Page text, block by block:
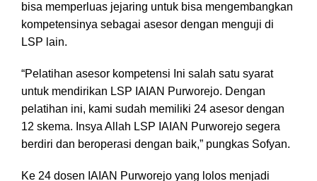
bisa memperluas jejaring untuk bisa mengembangkan
kompetensinya sebagai asesor dengan menguji di
LSP lain.
“Pelatihan asesor kompetensi Ini salah satu syarat
untuk mendirikan LSP IAIAN Purworejo. Dengan
pelatihan ini, kami sudah memiliki 24 asesor dengan
12 skema. Insya Allah LSP IAIAN Purworejo segera
berdiri dan beroperasi dengan baik,” pungkas Sofyan.
Ke 24 dosen IAIAN Purworejo yang lolos menjadi